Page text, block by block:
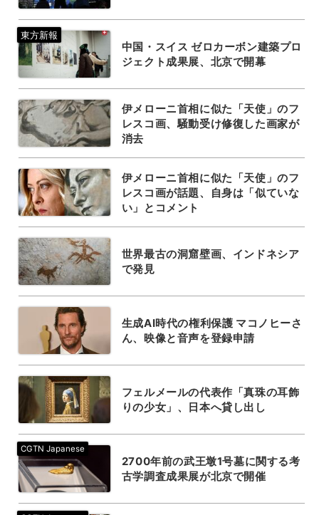
中国・スイス ゼロカーボン建築プロ
ジェクト成果展、北京で開幕
伊メローニ首相に似た「天使」のフ
レスコ画、騒動受け修復した画家が
消去
伊メローニ首相に似た「天使」のフ
レスコ画が話題、自身は「似ていな
い」とコメント
世界最古の洞窟壁画、インドネシア
で発見
生成AI時代の権利保護 マコノヒーさ
ん、映像と音声を登録申請
フェルメールの代表作「真珠の耳飾
りの少女」、日本へ貸し出し
2700年前の武王墩1号墓に関する考
古学調査成果展が北京で開催